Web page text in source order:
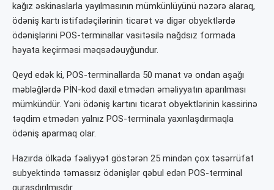
kağız əskinaslarla yayılmasının mümkünlüyünü nəzərə alaraq,
ödəniş kartı istifadəçilərinin ticarət və digər obyektlərdə
ödənişlərini POS-terminallar vasitəsilə nağdsız formada
həyata keçirməsi məqsədəuyğundur.
Qeyd edək ki, POS-terminallarda 50 manat və ondan aşağı
məbləğlərdə PİN-kod daxil etmədən əməliyyatın aparılması
mümkündür. Yəni ödəniş kartını ticarət obyektlərinin kassirinə
təqdim etmədən yalnız POS-terminala yaxınlaşdırmaqla
ödəniş aparmaq olar.
Hazırda ölkədə fəaliyyət göstərən 25 mindən çox təsərrüfat
subyektində təmassız ödənişlər qəbul edən POS-terminal
quraşdırılmışdır.